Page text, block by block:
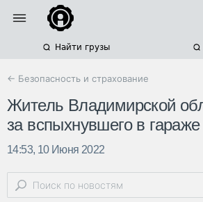
Найти грузы
← Безопасность и страхование
Житель Владимирской
за вспыхнувшего в гараже
14:53, 10 Июня 2022